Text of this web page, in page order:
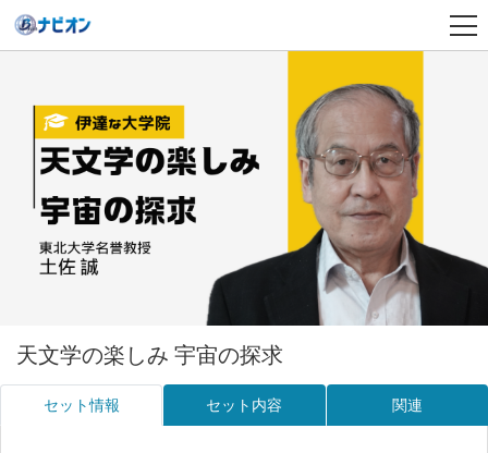
天文学の楽しみ 宇宙の探求
セット情報 セット内容 関連